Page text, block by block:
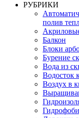
РУБРИКИ
полив
Балкон
Блоки
Бурение
Вода из
Водосток
Воздух в